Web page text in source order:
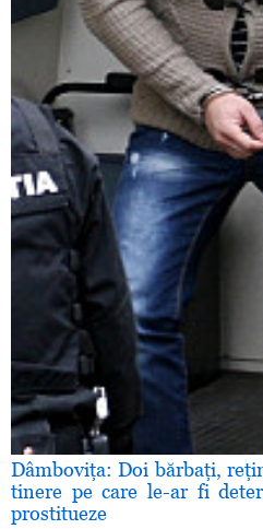
Dâmboviţa: Doi bărbaţi,
tinere pe care le-ar fi
prostitueze